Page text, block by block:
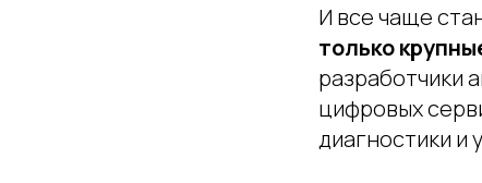
И все чаще
только
разработчики
цифровых
диагностики и